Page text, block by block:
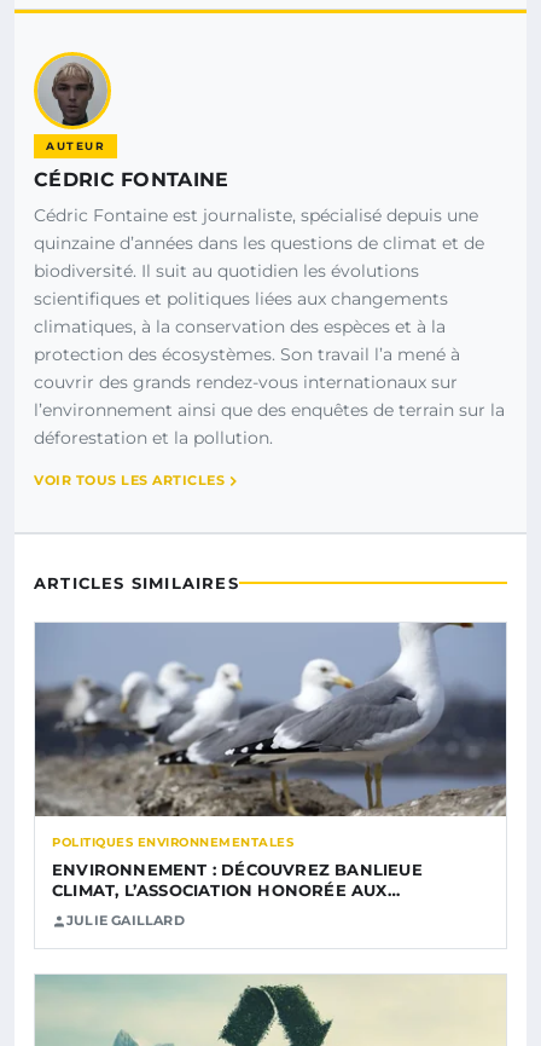
AUTEUR
CÉDRIC FONTAINE
Cédric Fontaine est journaliste, spécialisé depuis une
quinzaine d’années dans les questions de climat et de
biodiversité. Il suit au quotidien les évolutions
scientifiques et politiques liées aux changements
climatiques, à la conservation des espèces et à la
protection des écosystèmes. Son travail l’a mené à
couvrir des grands rendez-vous internationaux sur
l’environnement ainsi que des enquêtes de terrain sur la
déforestation et la pollution.
VOIR TOUS LES ARTICLES
ARTICLES SIMILAIRES
POLITIQUES ENVIRONNEMENTALES
ENVIRONNEMENT : DÉCOUVREZ BANLIEUE
CLIMAT, L’ASSOCIATION HONORÉE AUX…
JULIE GAILLARD